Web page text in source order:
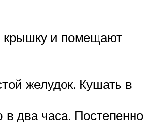
крышку и помещают
желудок. Кушать в
в два часа. Постепенно